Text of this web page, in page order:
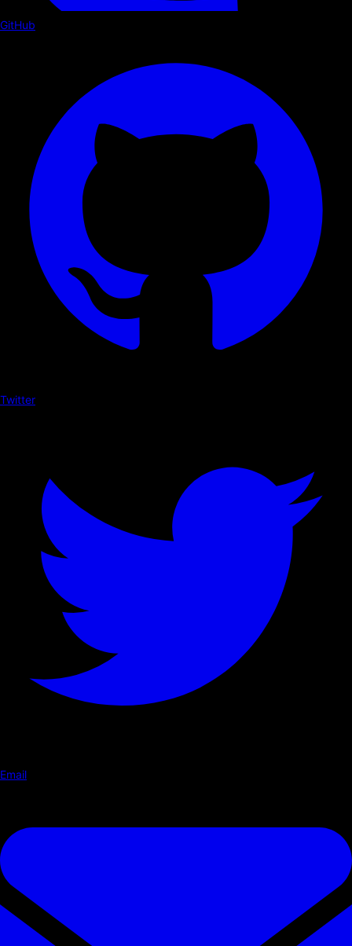
GitHub
Twitter
Email